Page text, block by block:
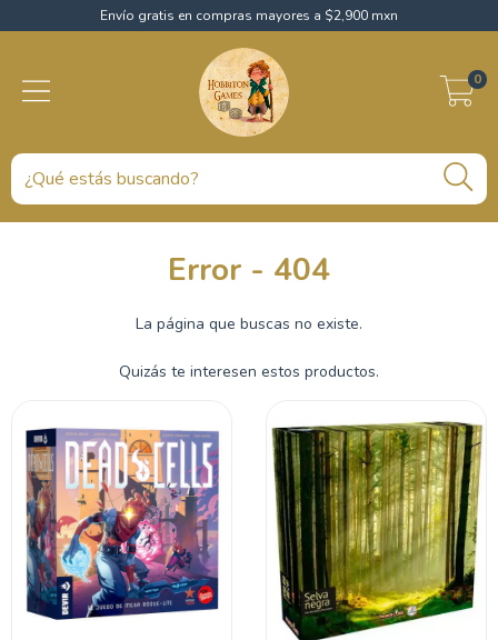
Envío gratis en compras mayores a $2,900 mxn
0
Error - 404
La página que buscas no existe.
Quizás te interesen estos productos.